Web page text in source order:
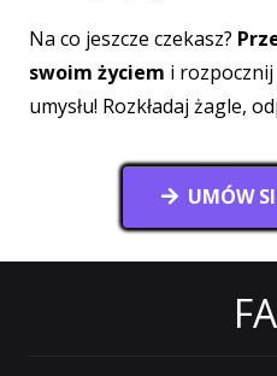
Na co jeszcze czekasz?
swoim życiem i rozpocznij
umysłu! Rozkładaj żagle,
UMÓW